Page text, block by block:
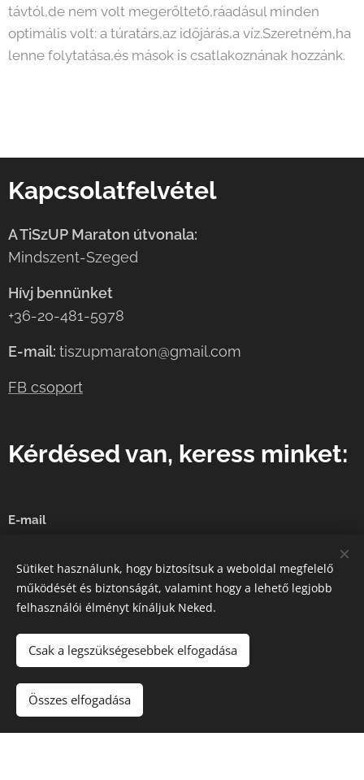
távtól,de nem volt megerőltető,ráadásul minden
optimális volt: a túratárs,az időjárás,a víz.Szeretném,ha
lenne folytatása,és mások is csatlakoznának hozzánk.
Kapcsolatfelvétel
A TiSzUP Maraton útvonala:
Mindszent-Szeged
Hívj bennünket
+36-20-481-5978
E-mail: tiszupmaraton@gmail.com
FB csoport
Kérdésed van, keress minket:
E-mail
A képeket biztosította:Pexels
Az oldalt a Webnode
Sütiket használunk, hogy biztosítsuk a weboldal megfelelő
működését és biztonságát, valamint hogy a lehető legjobb
felhasználói élményt kínáljuk Neked.
Csak a legszükségesebbek elfogadása
Összes elfogadása